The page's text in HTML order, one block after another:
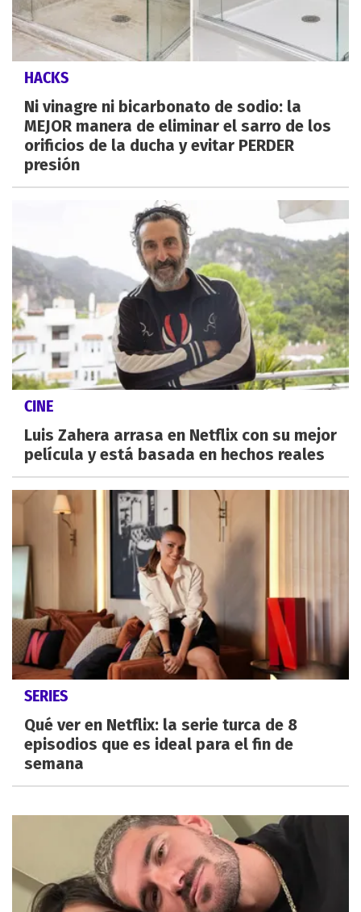
HACKS
Ni vinagre ni bicarbonato de sodio: la
MEJOR manera de eliminar el sarro de los
orificios de la ducha y evitar PERDER
presión
CINE
Luis Zahera arrasa en Netflix con su mejor
película y está basada en hechos reales
SERIES
Qué ver en Netflix: la serie turca de 8
episodios que es ideal para el fin de
semana